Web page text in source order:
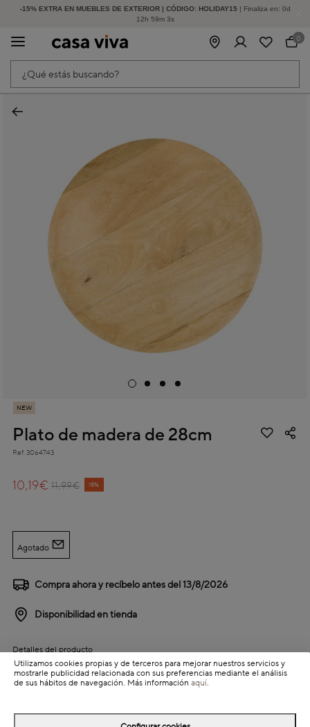
-15% EXTRA EN MUEBLES DE EXTERIOR | CÓDIGO: HOLIDAY15 | Finaliza en: 0d
12h 59m 2s
HASTA -60% DE DESCUENTO | SEGUNDAS REBAJAS
¿Qué estás buscando?
0
NEW
Plato de madera de 28cm
Ref. 3064743
Price reduced from
11,99€
to 15%
10,19€
Agotado
Compra ahora y recíbelo antes del13/8/2026
Disponibilidad en tienda
Detalles del producto
Información de envío
Detalles del producto
Utilizamos cookies propias y de terceros para mejorar nuestros servicios y
mostrarle publicidad relacionada con sus preferencias mediante el análisis
de sus hábitos de navegación. Más información aquí.